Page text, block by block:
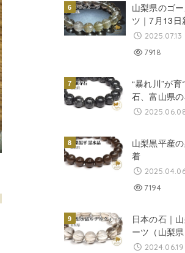
山梨県のゴ
ツ｜7月13日
2025.07.13
7918
“暴れ川”が
石、富山県の
山梨黒平産
着
7194
日本の石｜
ーツ（山梨県
2024.06.19